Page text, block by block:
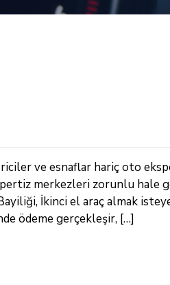
ve esnaflar hariç oto
merkezleri zorunlu
İkinci el araç almak
ödeme gerçekleşir, […]